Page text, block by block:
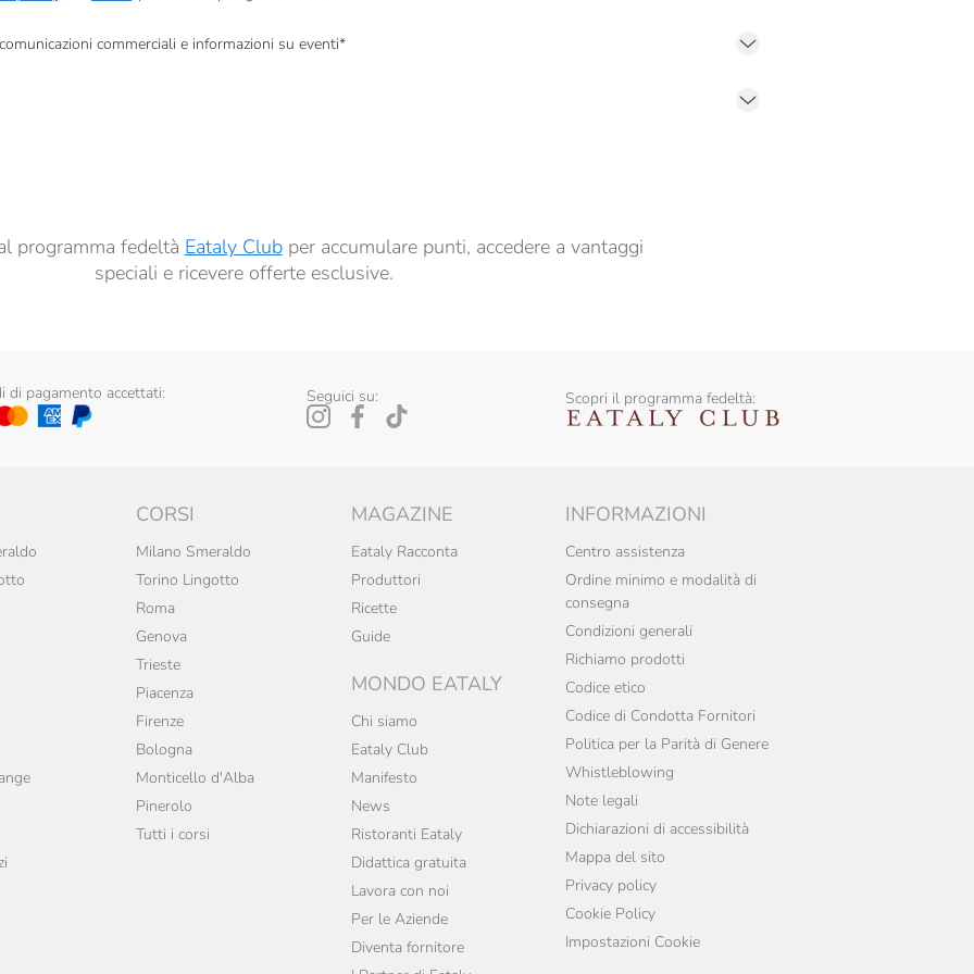
commerciali e informazioni su eventi*
programma fedeltà Eataly Clubper accumulare punti, accedere a vantaggi
speciali e ricevere offerte esclusive.
di pagamento accettati: Seguici su: Scopri il programma fedeltà:
CORSI
Milano Smeraldo
Torino Lingotto
Roma
Genova
Trieste
Piacenza
Firenze
Bologna
Monticello d'Alba
Pinerolo
Tutti i corsi
MAGAZINE
Eataly Racconta
Produttori
Ricette
Guide
MONDO EATALY
Chi siamo
Eataly Club
Manifesto
News
Ristoranti Eataly
Didattica gratuita
Lavora con noi
Per le Aziende
Diventa fornitore
INFORMAZIONI
Centro assistenza
Ordine minimo e modalità di
consegna
Condizioni generali
Richiamo prodotti
Codice etico
Codice di Condotta Fornitori
Politica per la Parità di Genere
Whistleblowing
Note legali
Dichiarazioni di accessibilità
Mappa del sito
Privacy policy
Cookie Policy
Impostazioni Cookie